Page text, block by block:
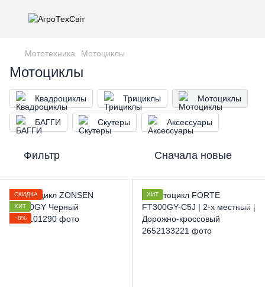
Мототехника Мотоциклы
Мотоциклы
Квадроциклы Трициклы Мотоциклы
БАГГИ Скутеры Аксессуары
Фильтр Сначала новые
СКИДКА
ХИТ
−8%
ХИТ